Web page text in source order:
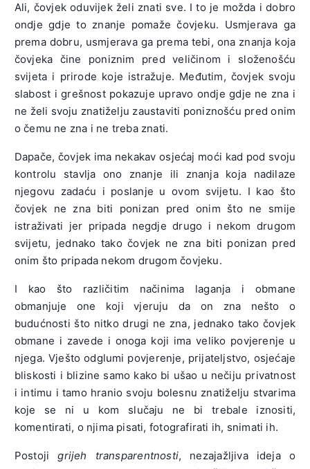
Ali, čovjek oduvijek želi znati sve. I to je možda i dobro
ondje gdje to znanje pomaže čovjeku. Usmjerava ga
prema dobru, usmjerava ga prema tebi, ona znanja koja
čovjeka čine poniznim pred veličinom i složenošću
svijeta i prirode koje istražuje. Međutim, čovjek svoju
slabost i grešnost pokazuje upravo ondje gdje ne zna i
ne želi svoju znatiželju zaustaviti poniznošću pred onim
o čemu ne zna i ne treba znati.
Dapače, čovjek ima nekakav osjećaj moći kad pod svoju
kontrolu stavlja ono znanje ili znanja koja nadilaze
njegovu zadaću i poslanje u ovom svijetu. I kao što
čovjek ne zna biti ponizan pred onim što ne smije
istraživati jer pripada negdje drugo i nekom drugom
svijetu, jednako tako čovjek ne zna biti ponizan pred
onim što pripada nekom drugom čovjeku.
I kao što različitim načinima laganja i obmane
obmanjuje one koji vjeruju da on zna nešto o
budućnosti što nitko drugi ne zna, jednako tako čovjek
obmane i zavede i onoga koji ima veliko povjerenje u
njega. Vješto odglumi povjerenje, prijateljstvo, osjećaje
bliskosti i blizine samo kako bi ušao u nečiju privatnost
i intimu i tamo hranio svoju bolesnu znatiželju stvarima
koje se ni u kom slučaju ne bi trebale iznositi,
komentirati, o njima pisati, fotografirati ih, snimati ih.
Postojigrijeh transparentnosti, nezajažljiva ideja o